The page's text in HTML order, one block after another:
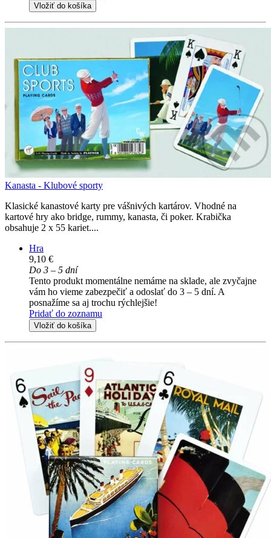
Vložiť do košíka
Kanasta - Klubové sporty
Klasické kanastové karty pre vášnivých kartárov. Vhodné na
kartové hry ako bridge, rummy, kanasta, či poker. Krabička
obsahuje 2 x 55 kariet....
Hra
9,10 €
Do 3 – 5 dní
Tento produkt momentálne nemáme na sklade, ale zvyčajne
vám ho vieme zabezpečiť a odoslať do 3 – 5 dní. A
posnažíme sa aj trochu rýchlejšie!
Pridať do zoznamu
Vložiť do košíka